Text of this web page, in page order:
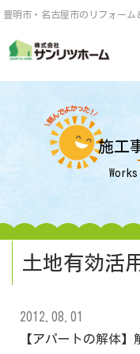
豊明市・名古屋市のリフォー
施工
土地有効活
2012.08.01
【アパートの解体